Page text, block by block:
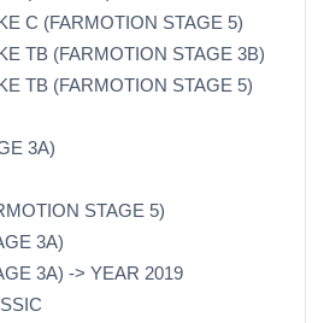
C (FARMOTION STAGE 5)
TB (FARMOTION STAGE 3B)
TB (FARMOTION STAGE 5)
3A)
STAGE 5)
3A)
3A) -> YEAR 2019